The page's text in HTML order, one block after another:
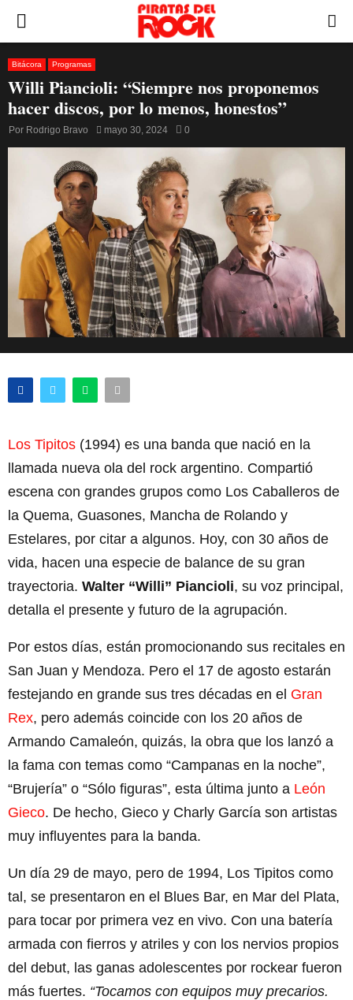
PRIMARY
MENU
Bitácora Programas
Willi Piancioli: “Siempre nos proponemos
hacer discos, por lo menos, honestos”
Por Rodrigo Bravo mayo 30, 2024 0
Los Tipitos (1994) es una banda que nació en la
llamada nueva ola del rock argentino. Compartió
escena con grandes grupos como Los Caballeros de
la Quema, Guasones, Mancha de Rolando y
Estelares, por citar a algunos. Hoy, con 30 años de
vida, hacen una especie de balance de su gran
trayectoria. Walter “Willi” Piancioli, su voz principal,
detalla el presente y futuro de la agrupación.
Por estos días, están promocionando sus recitales en
San Juan y Mendoza. Pero el 17 de agosto estarán
festejando en grande sus tres décadas en el Gran
Rex, pero además coincide con los 20 años de
Armando Camaleón, quizás, la obra que los lanzó a
la fama con temas como “Campanas en la noche”,
“Brujería” o “Sólo figuras”, esta última junto a León
Gieco. De hecho, Gieco y Charly García son artistas
muy influyentes para la banda.
Un día 29 de mayo, pero de 1994, Los Tipitos como
tal, se presentaron en el Blues Bar, en Mar del Plata,
para tocar por primera vez en vivo. Con una batería
armada con fierros y atriles y con los nervios propios
del debut, las ganas adolescentes por rockear fueron
más fuertes. “Tocamos con equipos muy precarios.